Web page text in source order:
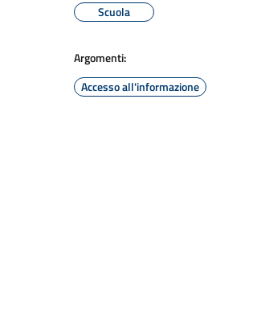
Scuola
Argomenti:
Accesso all'informazione